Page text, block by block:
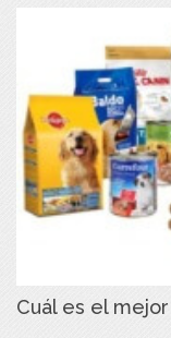
Cuál es el